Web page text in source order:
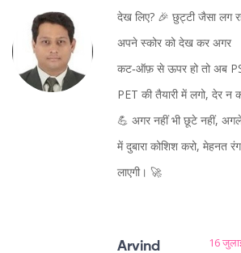
देख लिए? 🎉 छुट्टी जैसा लग
अपने स्कोर को देख कर अगर
कट‑ऑफ़ से ऊपर हो तो अब
PET की तैयारी में लगो, देर न
💪 अगर नहीं भी छूटे नहीं,
में दुबारा कोशिश करो, मेहनत रंग
लाएगी। 🚀
Arvind
16